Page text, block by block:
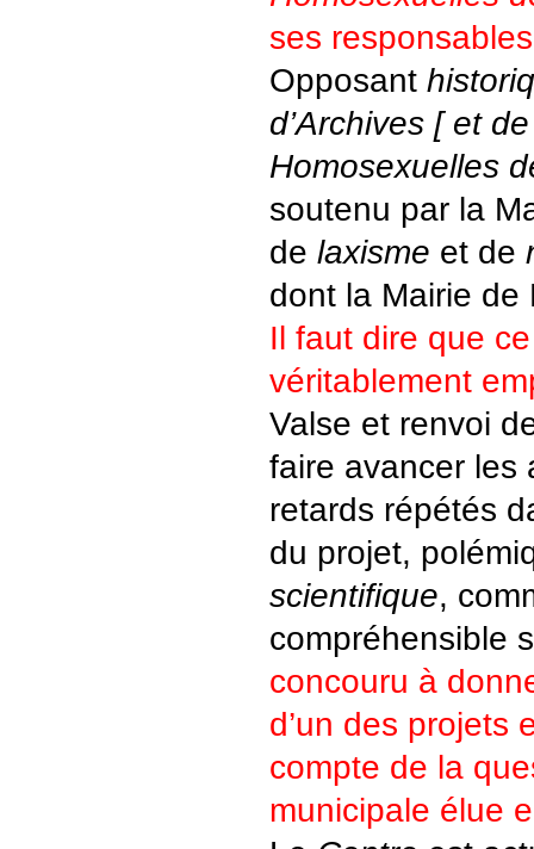
ses
Opposant
d’Archives [ et
Homosexuelles
soutenu par la
de laxisme et de
dont la Mairie de
Il faut dire que
véritablement
Valse et renvoi
faire avancer
retards répétés
du projet,
scientifique,
compréhensible
concouru à
d’un des projets
compte de la
municipale élue